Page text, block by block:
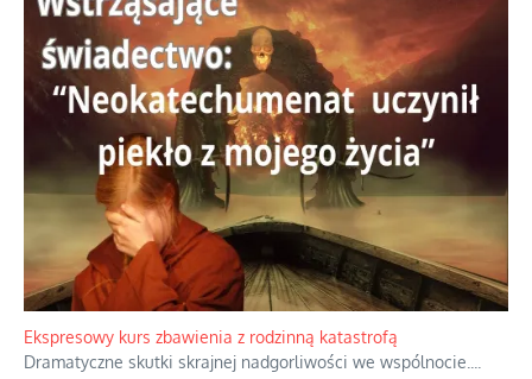
Ekspresowy kurs zbawienia z rodzinną katastrofą
Dramatyczne skutki skrajnej nadgorliwości we wspólnocie.